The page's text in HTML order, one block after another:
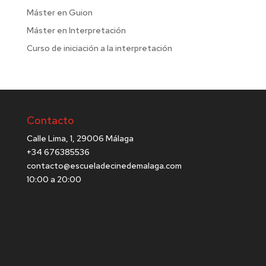
Máster en Guion
Máster en Interpretación
Curso de iniciación a la interpretación
Contacto
Calle Lima, 1, 29006 Málaga
+34 676385536
contacto@escueladecinedemalaga.com
10:00 a 20:00